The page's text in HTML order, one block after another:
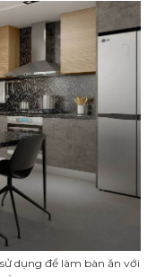
dụng để làm bàn ăn với